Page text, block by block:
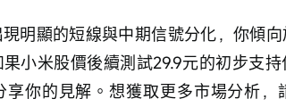
明顯的短線與中期信號分化，你傾
小米股價後續測試29.9元的初步支
享你的見解。想獲取更多市場分析，